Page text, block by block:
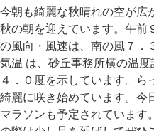
今朝も綺麗な秋晴れの空が広
秋の朝を迎えています。午前
の風向・風速は、南の風７．
気温 は、砂丘事務所横の温度
４．０度を示しています。ら
綺麗に咲き始めています。今
マラソンも予定されています